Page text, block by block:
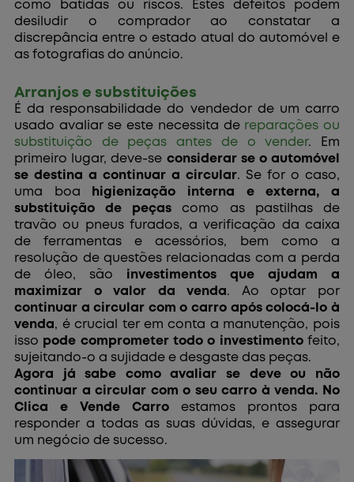
como batidas ou riscos. Estes defeitos podem
desiludir o comprador ao constatar a
discrepância entre o estado atual do automóvel e
as fotografias do anúncio.
Arranjos e substituições
É da responsabilidade do vendedor de um carro
usado avaliar se este necessita de reparações ou
substituição de peças antes de o vender. Em
primeiro lugar, deve-se considerar se o automóvel
se destina a continuar a circular. Se for o caso,
uma boa
higienização interna e externa, a
substituição de peças como as pastilhas de
travão ou pneus furados, a verificação da caixa
de ferramentas e acessórios, bem como a
resolução de questões relacionadas com a perda
de óleo, são investimentos que ajudam a
maximizar o valor da venda. Ao optar por
continuar a circular com o carro após colocá-lo à
venda, é crucial ter em conta a manutenção, pois
isso pode comprometer todo o investimentofeito,
sujeitando-o a sujidade e desgaste das peças.
Agora já sabe como avaliar se deve ou não
continuar a circular com o seu carro à venda. No
Clica e Vende Carro estamos prontos para
responder a todas as suas dúvidas, e assegurar
um negócio de sucesso.